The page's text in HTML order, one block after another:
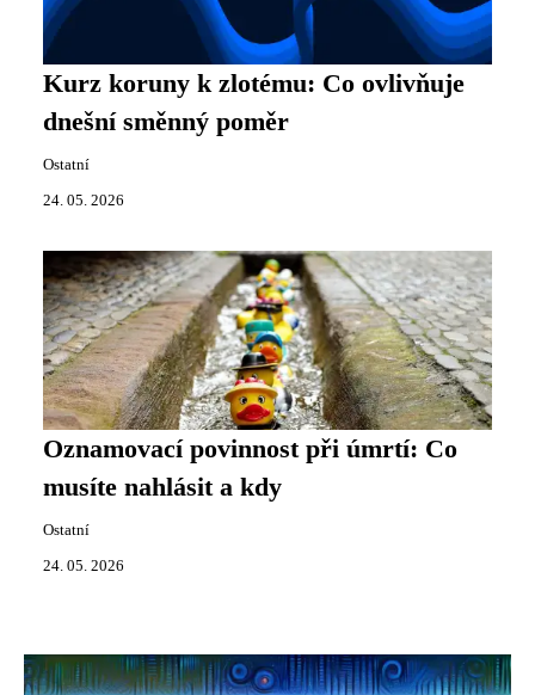
Kurz koruny k zlotému: Co ovlivňuje
dnešní směnný poměr
Ostatní
24. 05. 2026
Oznamovací povinnost při úmrtí: Co
musíte nahlásit a kdy
Ostatní
24. 05. 2026